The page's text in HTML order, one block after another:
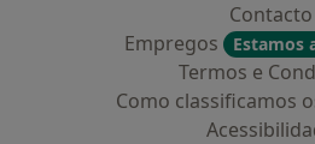
Contacto
Empregos
Estamos
Termos e
Como classificamos